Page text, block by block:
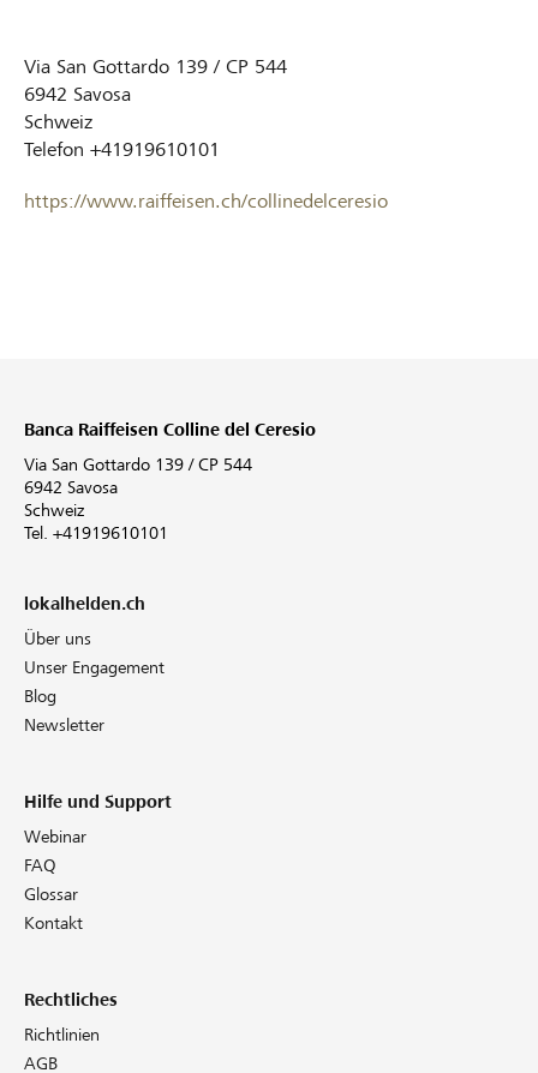
Via San Gottardo 139 / CP 544
6942 Savosa
Schweiz
Telefon +41919610101
https://www.raiffeisen.ch/collinedelceresio
Banca Raiffeisen Colline del Ceresio
Via San Gottardo 139 / CP 544
6942 Savosa
Schweiz
Tel. +41919610101
lokalhelden.ch
Über uns
Unser Engagement
Blog
Newsletter
Hilfe und Support
Webinar
FAQ
Glossar
Kontakt
Rechtliches
Richtlinien
AGB